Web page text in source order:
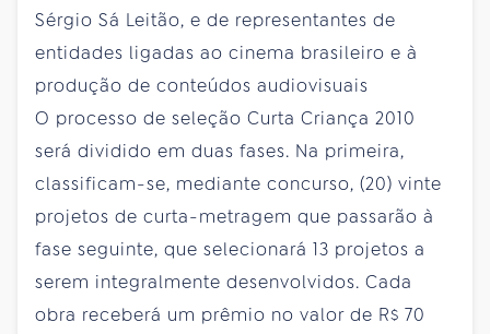
Sérgio Sá Leitão, e de representantes de
entidades ligadas ao cinema brasileiro e à
produção de conteúdos audiovisuais
O processo de seleção Curta Criança 2010
será dividido em duas fases. Na primeira,
classificam-se, mediante concurso, (20) vinte
projetos de curta-metragem que passarão à
fase seguinte, que selecionará 13 projetos a
serem integralmente desenvolvidos. Cada
obra receberá um prêmio no valor de R$ 70